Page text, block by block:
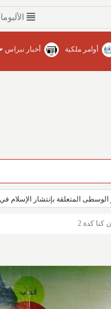
أوامر ملكية أخبار نبراس
المتعلقة بإنتشار الإسلام
كدة 2